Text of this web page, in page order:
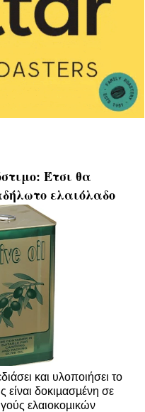
Έτσι θα
ελαιόλαδο
και υλοποιήσει το
είναι δοκιµασµένη σε
ελαιοκοµικών